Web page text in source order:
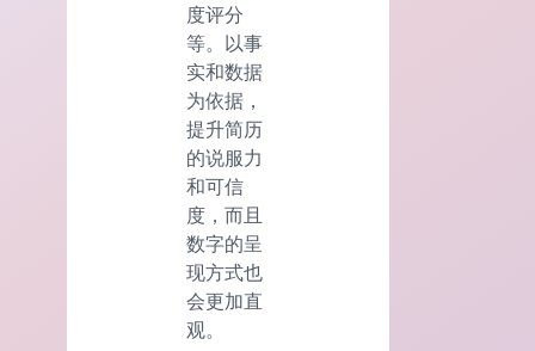
度评分
等。以事
实和数据
为依据，
提升简历
的说服力
和可信
度，而且
数字的呈
现方式也
会更加直
观。